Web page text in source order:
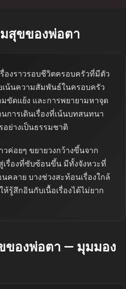
มสุขของพ่อตา
รื่องราวรอบชีวิตครอบครัวที่มีตัว
เน้นความสัมพันธ์ในครอบครัว
มขัดแย้ง และการพยายามหาจุด
การเดินเรื่องที่เน้นบทสนทนา
ย่างเป็นธรรมชาติ
วค่อยๆ ขยายวงกว้างขึ้นจาก
รื่องที่ซับซ้อนขึ้น มีทั้งจังหวะที่
คลาย บางช่วงสะท้อนเรื่องใกล้
ห้รู้สึกอินกับเนื้อเรื่องได้ไม่ยาก
ของพ่อตา — มุมมอง